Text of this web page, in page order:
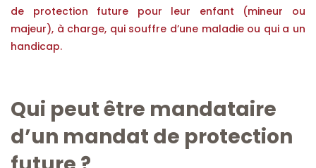
de protection future pour leur enfant (mineur ou
majeur), à charge, qui souffre d’une maladie ou qui a un
handicap.
Qui peut être mandataire
d’un mandat de protection